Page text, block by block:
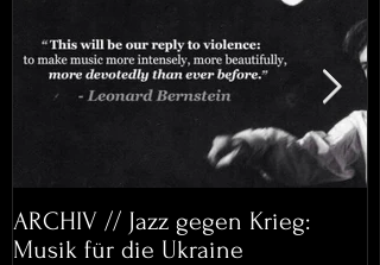
ARCHIV // Jazz gegen Krieg:
Musik für die Ukraine